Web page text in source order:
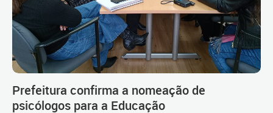
Prefeitura confirma a nomeação de
psicólogos para a Educação